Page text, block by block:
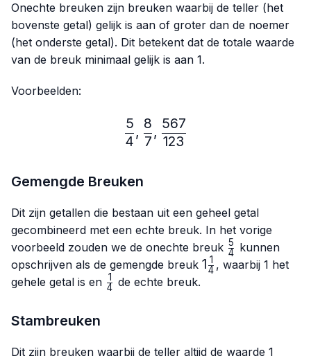
Onechte breuken zijn breuken waarbij de teller (het
bovenste getal) gelijk is aan of groter dan de noemer
(het onderste getal). Dit betekent dat de totale waarde
van de breuk minimaal gelijk is aan 1.
Voorbeelden:
4
5
,
7
8
,
123
567
Gemengde Breuken
Dit zijn getallen die bestaan uit een geheel getal
gecombineerd met een echte breuk. In het vorige
voorbeeld zouden we de onechte breuk \frac{5}
{4}
4
5
kunnen
opschrijven als de gemengde breuk 1\frac{1}
1 4
1 , waarbij 1 het
gehele getal is en \frac{1}
4
1 de echte breuk.
Stambreuken
Dit zijn breuken waarbij de teller altijd de waarde 1